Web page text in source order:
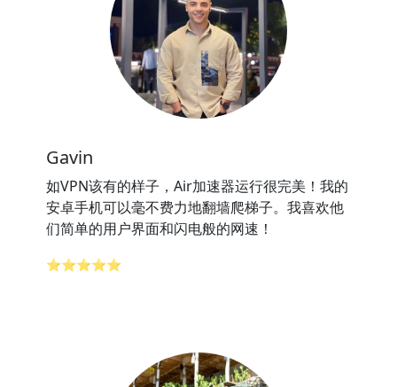
Gavin
如VPN该有的样子，Air加速器运行很完美！我的
安卓手机可以毫不费力地翻墙爬梯子。我喜欢他
们简单的用户界面和闪电般的网速！
⭐⭐⭐⭐⭐